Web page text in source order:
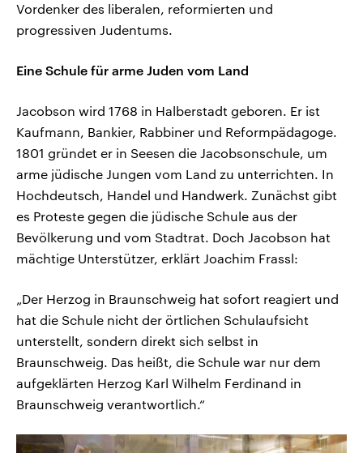
Vordenker des liberalen, reformierten und
progressiven Judentums.
Eine Schule für arme Juden vom Land
Jacobson wird 1768 in Halberstadt geboren. Er ist
Kaufmann, Bankier, Rabbiner und Reformpädagoge.
1801 gründet er in Seesen die Jacobsonschule, um
arme jüdische Jungen vom Land zu unterrichten. In
Hochdeutsch, Handel und Handwerk. Zunächst gibt
es Proteste gegen die jüdische Schule aus der
Bevölkerung und vom Stadtrat. Doch Jacobson hat
mächtige Unterstützer, erklärt Joachim Frassl:
„Der Herzog in Braunschweig hat sofort reagiert und
hat die Schule nicht der örtlichen Schulaufsicht
unterstellt, sondern direkt sich selbst in
Braunschweig. Das heißt, die Schule war nur dem
aufgeklärten Herzog Karl Wilhelm Ferdinand in
Braunschweig verantwortlich.“